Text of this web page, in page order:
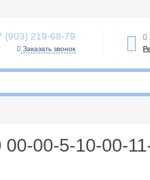
(903) 219-68-79
Заказать звонок
00-5-10-00-